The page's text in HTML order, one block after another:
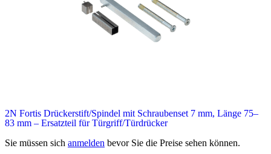
2N Fortis Drückerstift/Spindel mit Schraubenset 7 mm, Länge 75–
83 mm – Ersatzteil für Türgriff/Türdrücker
Sie müssen sich anmelden bevor Sie die Preise sehen können.